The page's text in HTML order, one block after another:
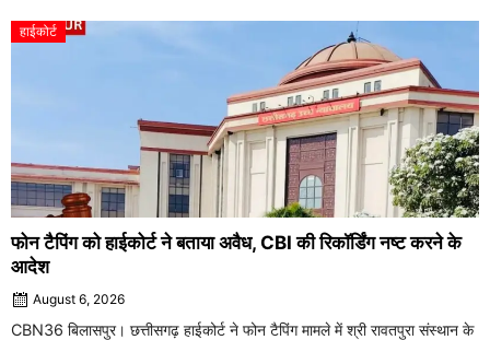
हाईकोर्ट
फोन टैपिंग को हाईकोर्ट ने बताया अवैध, CBI की रिकॉर्डिंग नष्ट करने के
आदेश
August 6, 2026
CBN36 बिलासपुर। छत्तीसगढ़ हाईकोर्ट ने फोन टैपिंग मामले में श्री रावतपुरा संस्थान के